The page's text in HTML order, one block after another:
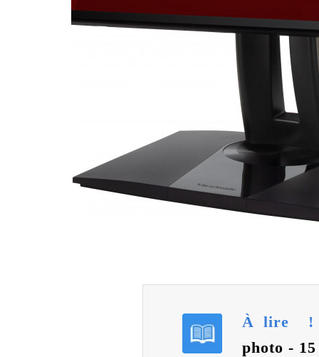
À lire
photo -